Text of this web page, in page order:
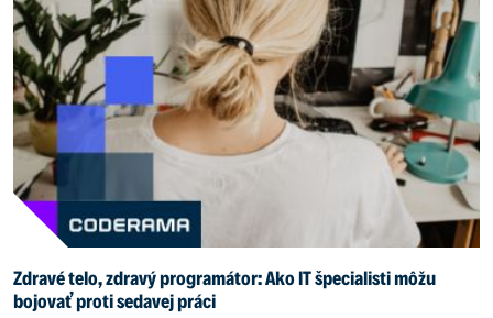
Zdravé telo, zdravý programátor: Ako IT špecialisti môžu
bojovať proti sedavej práci